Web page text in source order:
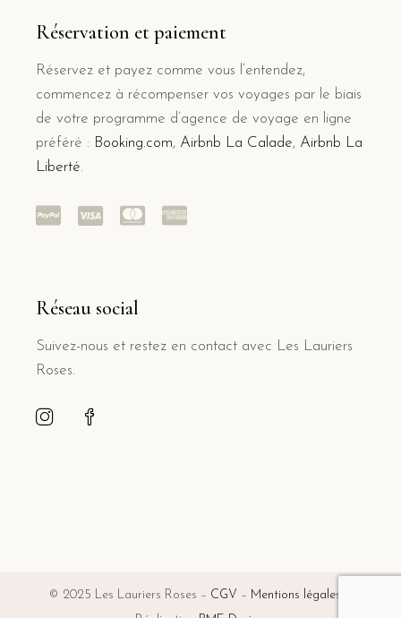
Réservation et paiement
Réservez et payez comme vous l’entendez,
commencez à récompenser vos voyages par le biais
de votre programme d’agence de voyage en ligne
préféré : Booking.com, Airbnb La Calade, Airbnb La
Liberté.
Réseau social
Suivez-nous et restez en contact avec Les Lauriers
Roses.
© 2025 Les Lauriers Roses – CGV – Mentions légales